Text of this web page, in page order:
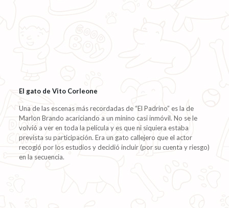
El gato de Vito Corleone
Una de las escenas más recordadas de “El Padrino” es la de
Marlon Brando acariciando a un minino casi inmóvil. No se le
volvió a ver en toda la película y es que ni siquiera estaba
prevista su participación. Era un gato callejero que el actor
recogió por los estudios y decidió incluir (por su cuenta y riesgo)
en la secuencia.